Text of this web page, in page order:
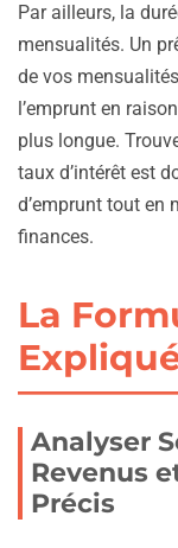
Par ailleurs, la
mensualités. Un
de vos
l’emprunt en
plus longue.
taux d’intérêt est
d’emprunt tout en
finances.
La
Analyser
Revenus
Précis